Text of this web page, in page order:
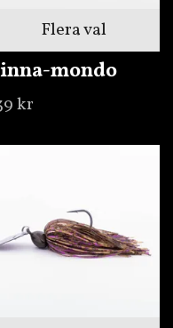
Flera val
mondo
kr